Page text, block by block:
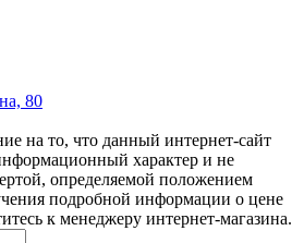
80
на то, что данный интернет-сайт
характер и не
определяемой положением
подробной информации о цене
к менеджеру интернет-магазина.